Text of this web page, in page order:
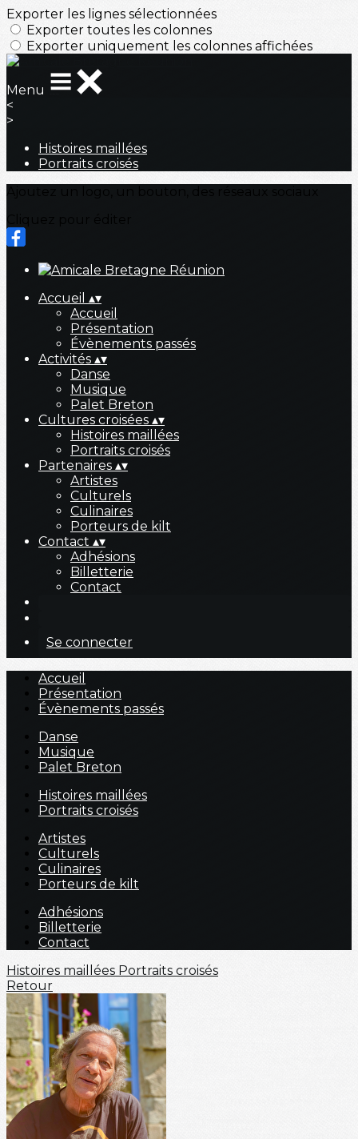
Exporter les lignes sélectionnées
Exporter toutes les colonnes
Exporter uniquement les colonnes affichées
Menu
<
>
Histoires maillées
Portraits croisés
Accueil ▴▾
Accueil
Présentation
Évènements passés
Activités ▴▾
Danse
Musique
Palet Breton
Cultures croisées ▴▾
Histoires maillées
Portraits croisés
Partenaires ▴▾
Artistes
Culturels
Culinaires
Porteurs de kilt
Contact ▴▾
Adhésions
Billetterie
Contact
Se connecter
Accueil
Présentation
Évènements passés
Danse
Musique
Palet Breton
Histoires maillées
Portraits croisés
Artistes
Culturels
Culinaires
Porteurs de kilt
Adhésions
Billetterie
Contact
Histoires maillées Portraits croisés
Retour